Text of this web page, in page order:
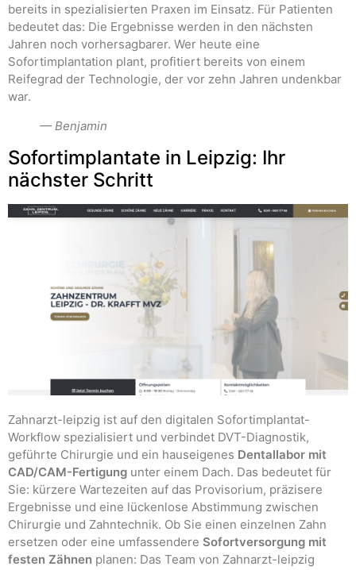
bereits in spezialisierten Praxen im Einsatz. Für Patienten
bedeutet das: Die Ergebnisse werden in den nächsten
Jahren noch vorhersagbarer. Wer heute eine
Sofortimplantation plant, profitiert bereits von einem
Reifegrad der Technologie, der vor zehn Jahren undenkbar
war.
— Benjamin
Sofortimplantate in Leipzig: Ihr
nächster Schritt
Zahnarzt-leipzig ist auf den digitalen Sofortimplantat-
Workflow spezialisiert und verbindet DVT-Diagnostik,
geführte Chirurgie und ein hauseigenes Dentallabor mit
CAD/CAM-Fertigung unter einem Dach. Das bedeutet für
Sie: kürzere Wartezeiten auf das Provisorium, präzisere
Ergebnisse und eine lückenlose Abstimmung zwischen
Chirurgie und Zahntechnik. Ob Sie einen einzelnen Zahn
ersetzen oder eine umfassendere Sofortversorgung mit
festen Zähnen planen: Das Team von Zahnarzt-leipzig